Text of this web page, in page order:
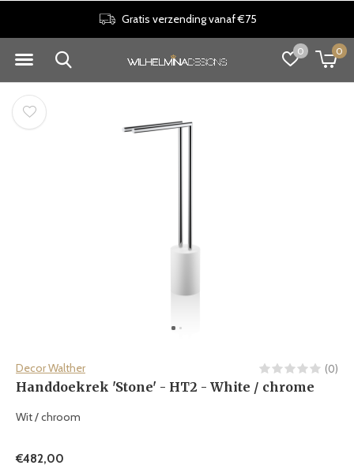
0 0
Gratis verzending vanaf €75
Decor Walther (0)
Handdoekrek 'Stone' - HT2 - White / chrome
Wit / chroom
€482,00